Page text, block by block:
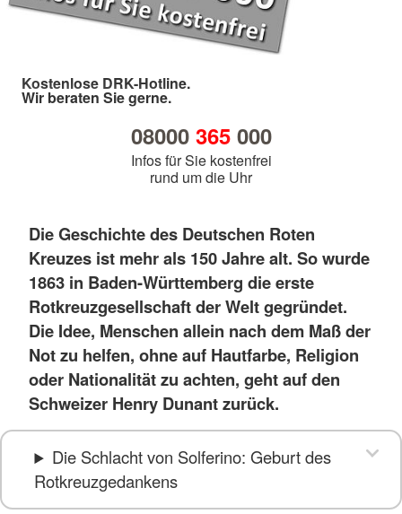
Kostenlose DRK-Hotline.
Wir beraten Sie gerne.
08000 365000
Infos für Sie kostenfrei
rund um die Uhr
Die Geschichte des Deutschen Roten
Kreuzes ist mehr als 150 Jahre alt. So wurde
1863 in Baden-Württemberg die erste
Rotkreuzgesellschaft der Welt gegründet.
Die Idee, Menschen allein nach dem Maß der
Not zu helfen, ohne auf Hautfarbe, Religion
oder Nationalität zu achten, geht auf den
Schweizer Henry Dunant zurück.
Die Schlacht von Solferino: Geburt des
Rotkreuzgedankens